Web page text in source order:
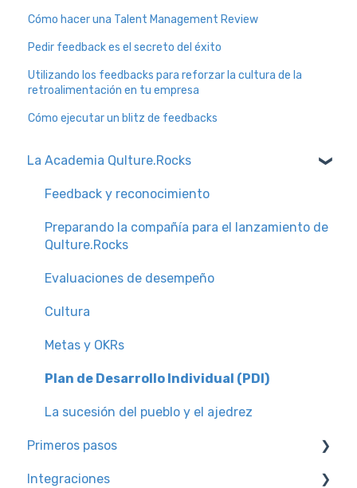
Cómo hacer una Talent Management Review
Pedir feedback es el secreto del éxito
Utilizando los feedbacks para reforzar la cultura de la
retroalimentación en tu empresa
Cómo ejecutar un blitz de feedbacks
La Academia Qulture.Rocks
Feedback y reconocimiento
Preparando la compañía para el lanzamiento de
Qulture.Rocks
Evaluaciones de desempeño
Cultura
Metas y OKRs
Plan de Desarrollo Individual (PDI)
La sucesión del pueblo y el ajedrez
Primeros pasos
Rutas de conocimiento
Integraciones